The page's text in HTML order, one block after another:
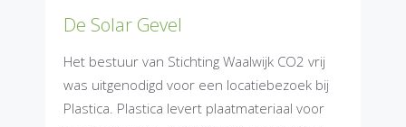
De Solar Gevel
Het bestuur van Stichting Waalwijk CO2 vrij
was uitgenodigd voor een locatiebezoek bij
Plastica. Plastica levert plaatmateriaal voor